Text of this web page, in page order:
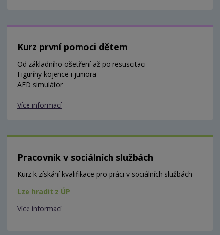
Kurz první pomoci dětem
Od základního ošetření až po resuscitaci
Figuríny kojence i juniora
AED simulátor
Více informací
Pracovník v sociálních službách
Kurz k získání kvalifikace pro práci v sociálních službách
Lze hradit z ÚP
Více informací